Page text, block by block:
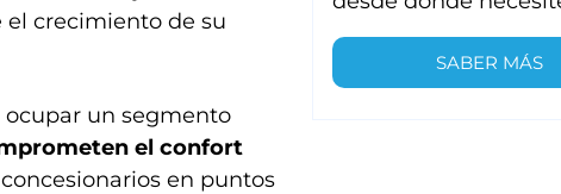
crecimiento de su
ocupar un segmento
el confort
en puntos
SABER MÁS